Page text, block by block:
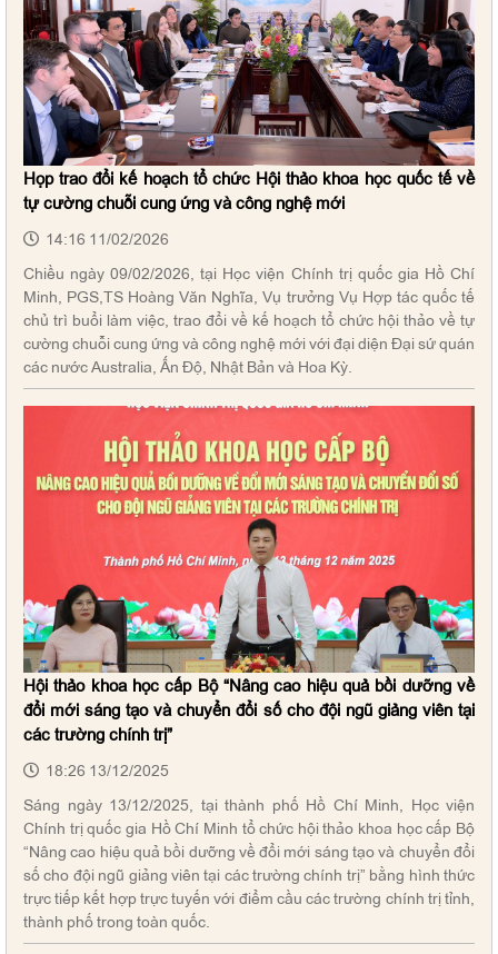
Họp trao đổi kế hoạch tổ chức Hội thảo khoa học quốc tế về
tự cường chuỗi cung ứng và công nghệ mới
14:16 11/02/2026
Chiều ngày 09/02/2026, tại Học viện Chính trị quốc gia Hồ Chí
Minh, PGS,TS Hoàng Văn Nghĩa, Vụ trưởng Vụ Hợp tác quốc tế
chủ trì buổi làm việc, trao đổi về kế hoạch tổ chức hội thảo về tự
cường chuỗi cung ứng và công nghệ mới với đại diện Đại sứ quán
các nước Australia, Ấn Độ, Nhật Bản và Hoa Kỳ.
Hội thảo khoa học cấp Bộ “Nâng cao hiệu quả bồi dưỡng về
đổi mới sáng tạo và chuyển đổi số cho đội ngũ giảng viên tại
các trường chính trị”
18:26 13/12/2025
Sáng ngày 13/12/2025, tại thành phố Hồ Chí Minh, Học viện
Chính trị quốc gia Hồ Chí Minh tổ chức hội thảo khoa học cấp Bộ
“Nâng cao hiệu quả bồi dưỡng về đổi mới sáng tạo và chuyển đổi
số cho đội ngũ giảng viên tại các trường chính trị” bằng hình thức
trực tiếp kết hợp trực tuyến với điểm cầu các trường chính trị tỉnh,
thành phố trong toàn quốc.